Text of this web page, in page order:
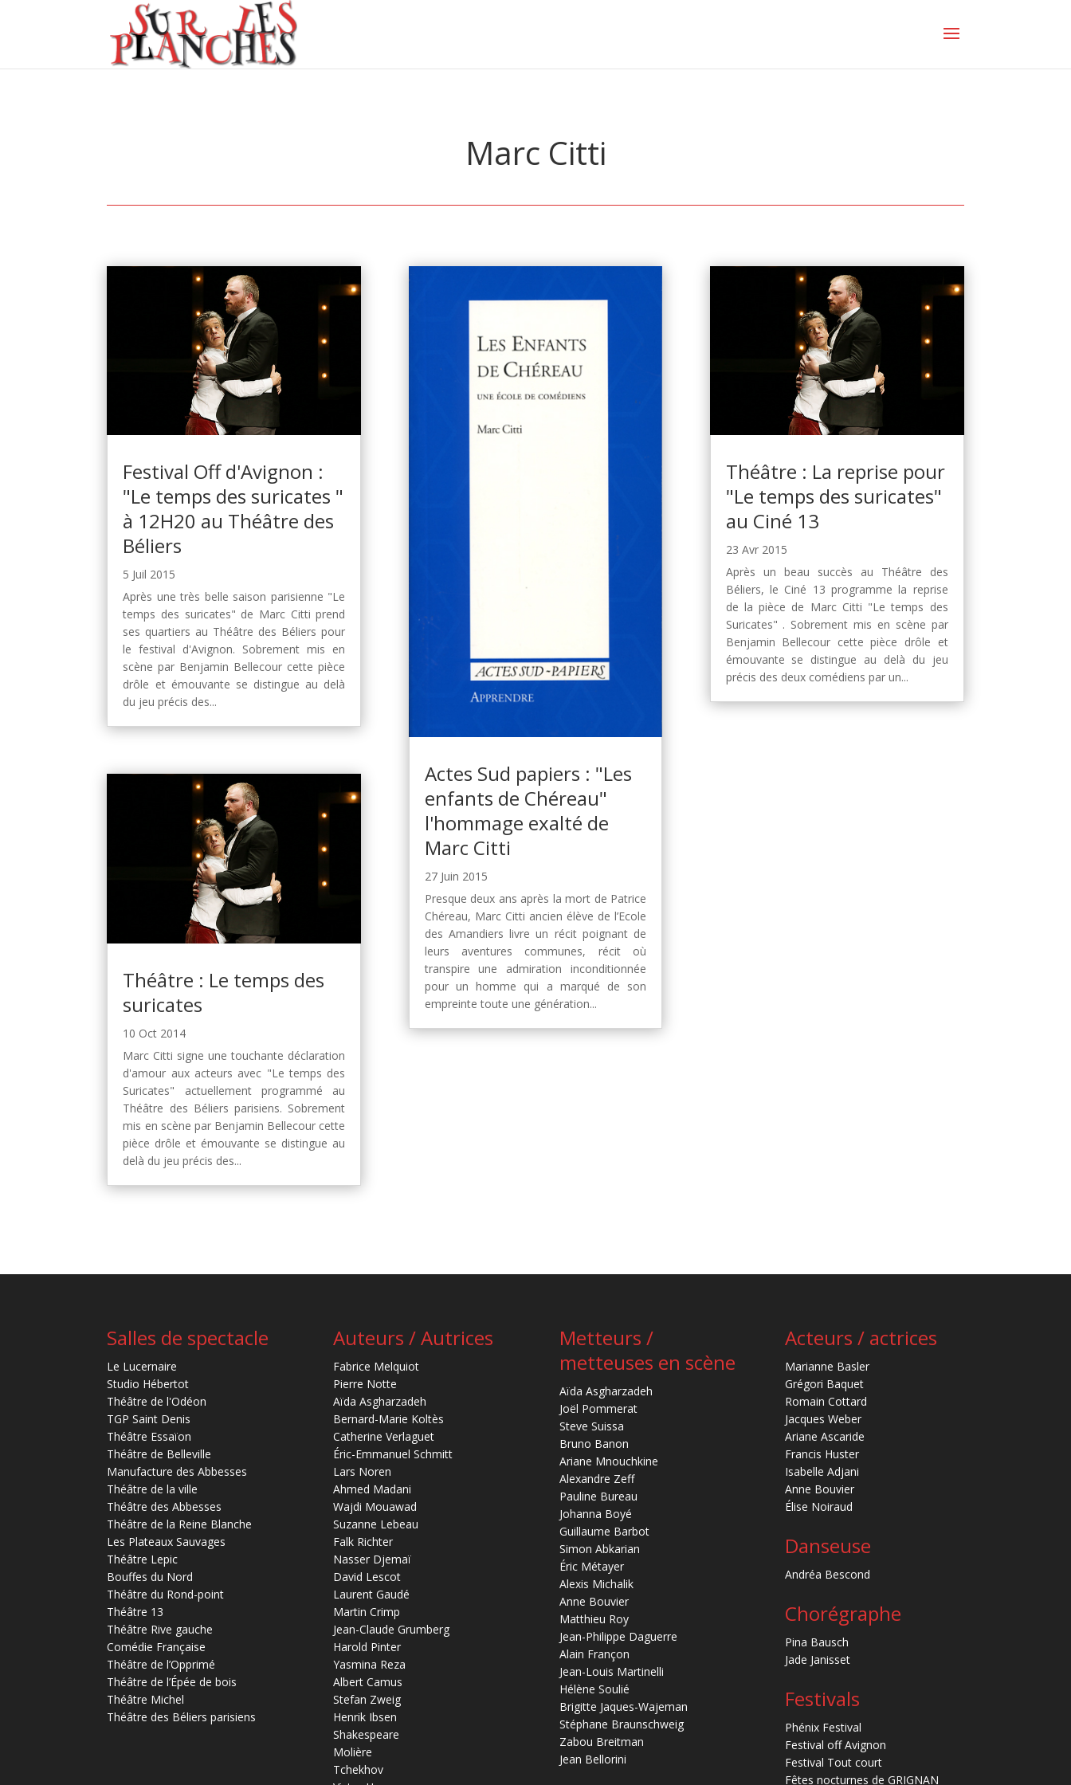
Marc Citti
Festival Off d'Avignon :
"Le temps des suricates "
à 12H20 au Théâtre des
Béliers
5 Juil 2015
Après une très belle saison parisienne "Le
temps des suricates" de Marc Citti prend
ses quartiers au Théâtre des Béliers pour
le festival d'Avignon. Sobrement mis en
scène par Benjamin Bellecour cette pièce
drôle et émouvante se distingue au delà
du jeu précis des...
Théâtre : Le temps des
suricates
10 Oct 2014
Marc Citti signe une touchante déclaration
d'amour aux acteurs avec "Le temps des
Suricates" actuellement programmé au
Théâtre des Béliers parisiens. Sobrement
mis en scène par Benjamin Bellecour cette
pièce drôle et émouvante se distingue au
delà du jeu précis des...
Actes Sud papiers : "Les
enfants de Chéreau"
l'hommage exalté de
Marc Citti
27 Juin 2015
Presque deux ans après la mort de Patrice
Chéreau, Marc Citti ancien élève de l’Ecole
des Amandiers livre un récit poignant de
leurs aventures communes, récit où
transpire une admiration inconditionnée
pour un homme qui a marqué de son
empreinte toute une génération...
Théâtre : La reprise pour
"Le temps des suricates"
au Ciné 13
23 Avr 2015
Après un beau succès au Théâtre des
Béliers, le Ciné 13 programme la reprise
de la pièce de Marc Citti "Le temps des
Suricates" . Sobrement mis en scène par
Benjamin Bellecour cette pièce drôle et
émouvante se distingue au delà du jeu
précis des deux comédiens par un...
Salles de spectacle
Le Lucernaire
Studio Hébertot
Théâtre de l'Odéon
TGP Saint Denis
Théâtre Essaïon
Théâtre de Belleville
Manufacture des Abbesses
Théâtre de la ville
Théâtre des Abbesses
Théâtre de la Reine Blanche
Les Plateaux Sauvages
Théâtre Lepic
Bouffes du Nord
Théâtre du Rond-point
Théâtre 13
Théâtre Rive gauche
Comédie Française
Théâtre de l’Opprimé
Théâtre de l’Épée de bois
Théâtre Michel
Théâtre des Béliers parisiens
Auteurs / Autrices
Fabrice Melquiot
Pierre Notte
Aïda Asgharzadeh
Bernard-Marie Koltès
Catherine Verlaguet
Éric-Emmanuel Schmitt
Lars Noren
Ahmed Madani
Wajdi Mouawad
Suzanne Lebeau
Falk Richter
Nasser Djemaï
David Lescot
Laurent Gaudé
Martin Crimp
Jean-Claude Grumberg
Harold Pinter
Yasmina Reza
Albert Camus
Stefan Zweig
Henrik Ibsen
Shakespeare
Molière
Tchekhov
Metteurs /
metteuses en scène
Aïda Asgharzadeh
Joël Pommerat
Steve Suissa
Bruno Banon
Ariane Mnouchkine
Alexandre Zeff
Pauline Bureau
Johanna Boyé
Guillaume Barbot
Simon Abkarian
Éric Métayer
Alexis Michalik
Anne Bouvier
Matthieu Roy
Jean-Philippe Daguerre
Alain Françon
Jean-Louis Martinelli
Hélène Soulié
Brigitte Jaques-Wajeman
Stéphane Braunschweig
Zabou Breitman
Jean Bellorini
Acteurs / actrices
Marianne Basler
Grégori Baquet
Romain Cottard
Jacques Weber
Ariane Ascaride
Francis Huster
Isabelle Adjani
Anne Bouvier
Élise Noiraud
Danseuse
Andréa Bescond
Chorégraphe
Pina Bausch
Jade Janisset
Festivals
Phénix Festival
Festival off Avignon
Festival Tout court
Fêtes nocturnes de GRIGNAN